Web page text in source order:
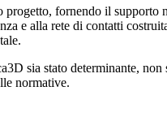
fornendo il
e alla rete di contatti
sia stato determinante,
normative.